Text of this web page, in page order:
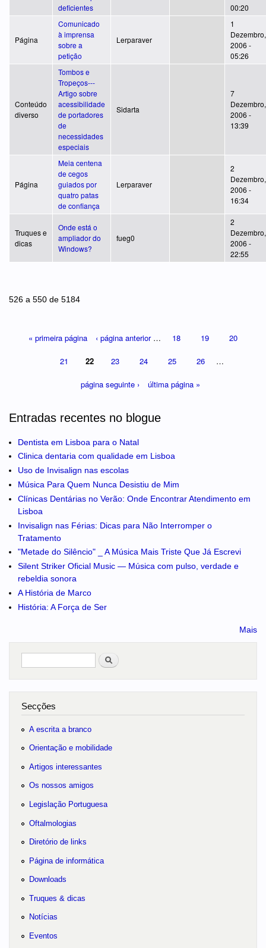
deficientes
00:20
Página
Comunicado
à imprensa
sobre a
petição
Lerparaver
1
Dezembro,
2006 -
05:26
Conteúdo
diverso
Tombos e
Tropeços---
Artigo sobre
acessibilidade
de portadores
de
necessidades
especiais
Sidarta
7
Dezembro,
2006 -
13:39
Página
Meia centena
de cegos
guiados por
quatro patas
de confiança
Lerparaver
2
Dezembro,
2006 -
16:34
Truques e
dicas
Onde está o
ampliador do
Windows?
fueg0
2
Dezembro,
2006 -
22:55
526 a 550 de 5184
« primeira página ‹ página anterior … 18 19 20
21 22 23 24 25 26 …
página seguinte › última página »
Entradas recentes no blogue
Dentista em Lisboa para o Natal
Clinica dentaria com qualidade em Lisboa
Uso de Invisalign nas escolas
Música Para Quem Nunca Desistiu de Mim
Clínicas Dentárias no Verão: Onde Encontrar Atendimento em
Lisboa
Invisalign nas Férias: Dicas para Não Interromper o
Tratamento
"Metade do Silêncio" _ A Música Mais Triste Que Já Escrevi
Silent Striker Oficial Music — Música com pulso, verdade e
rebeldia sonora
A História de Marco
História: A Força de Ser
Mais
Pesquisar
no portal
Secções
A escrita a branco
Orientação e mobilidade
Artigos interessantes
Os nossos amigos
Legislação Portuguesa
Oftalmologias
Diretório de links
Página de informática
Downloads
Truques & dicas
Notícias
Eventos